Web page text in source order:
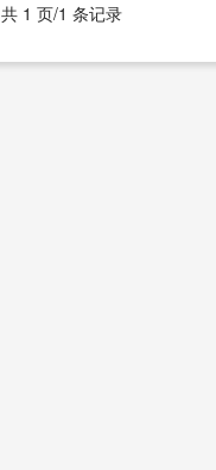
共 1 页/1 条记录